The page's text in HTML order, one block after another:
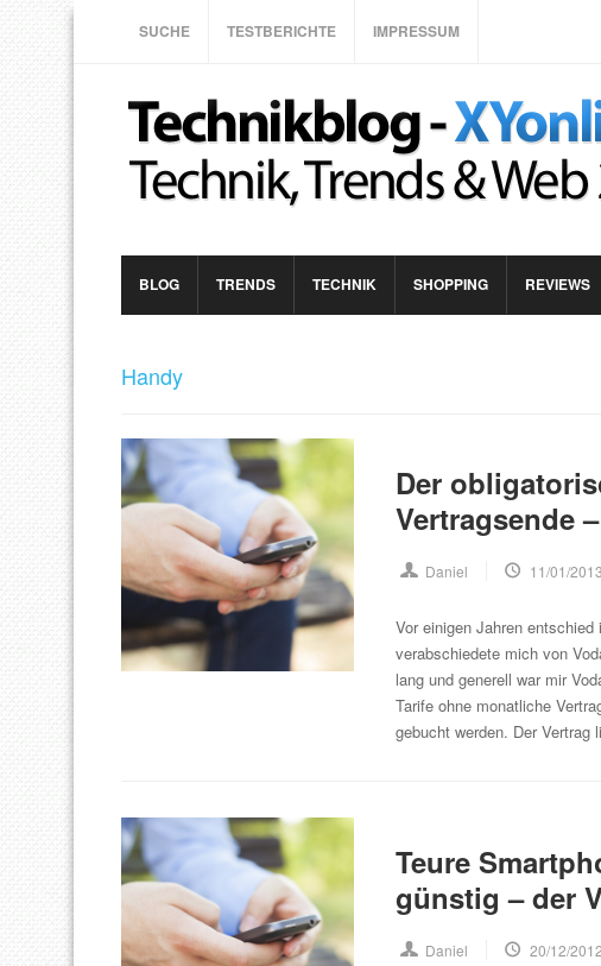
SUCHE TESTBERICHTE IMPRESSUM
BLOG TRENDS TECHNIK SHOPPING REVIEWS
Handy
Der
Vertragsende
Daniel 11/01/2013
Vor einigen Jahren
verabschiedete mich von
lang und generell war mir
Tarife ohne monatliche
gebucht werden. Der
Teure
günstig – der
Daniel 20/12/2012